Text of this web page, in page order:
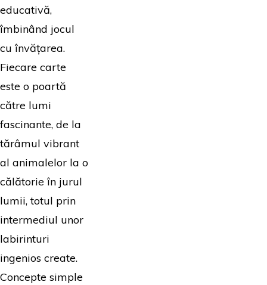
educativă,
îmbinând jocul
cu învățarea.
Fiecare carte
este o poartă
către lumi
fascinante, de la
tărâmul vibrant
al animalelor la o
călătorie în jurul
lumii, totul prin
intermediul unor
labirinturi
ingenios create.
Concepte simple